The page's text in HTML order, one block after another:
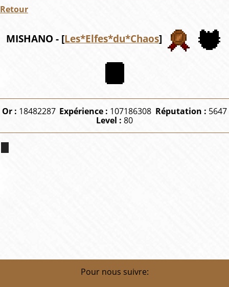
Retour
MISHANO - [Les*Elfes*du*Chaos]
Or : 18482287 Expérience : 107186308 Réputation : 5647
Level : 80
Pour nous suivre: